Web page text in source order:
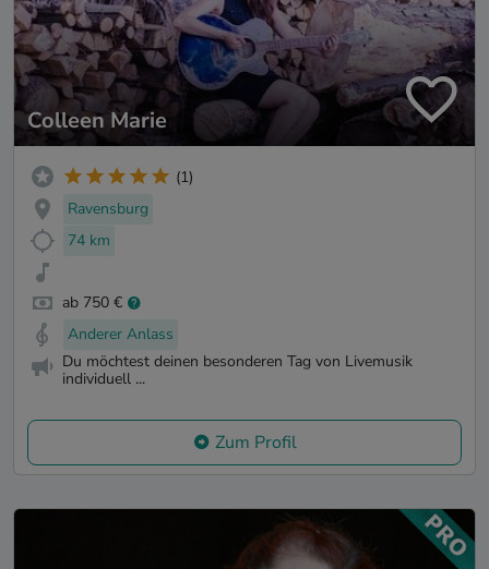
Colleen Marie
(1)
Ravensburg
74 km
ab 750 €
Anderer Anlass
Du möchtest deinen besonderen Tag von Livemusik
individuell ...
Zum Profil